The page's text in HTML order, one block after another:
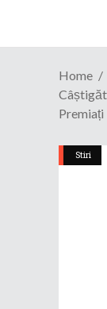
Home
Premiați
Stiri